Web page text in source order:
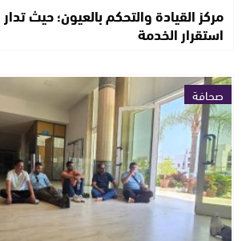
مركز القيادة والتحكم بالعيون؛ حيث
استقرار الخدمة
صحافة